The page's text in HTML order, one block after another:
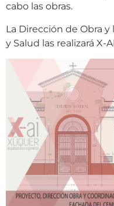
cabo las obras.
La Dirección de Obra
y Salud las realizará X-